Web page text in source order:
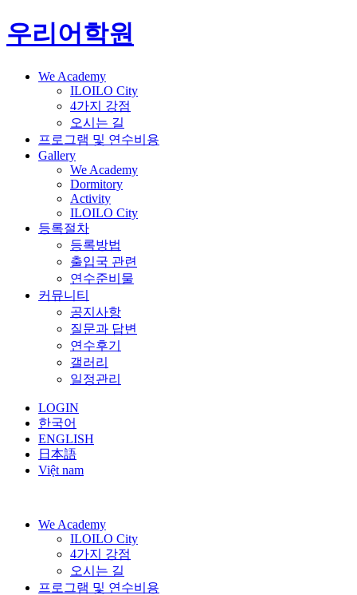
우리어학원
We Academy
ILOILO City
4가지 강점
오시는 길
프로그램 및 연수비용
Gallery
We Academy
Dormitory
Activity
ILOILO City
등록절차
등록방법
출입국 관련
연수준비물
커뮤니티
공지사항
질문과 답변
연수후기
갤러리
일정관리
LOGIN
한국어
ENGLISH
日本語
Việt nam
We Academy
ILOILO City
4가지 강점
오시는 길
프로그램 및 연수비용